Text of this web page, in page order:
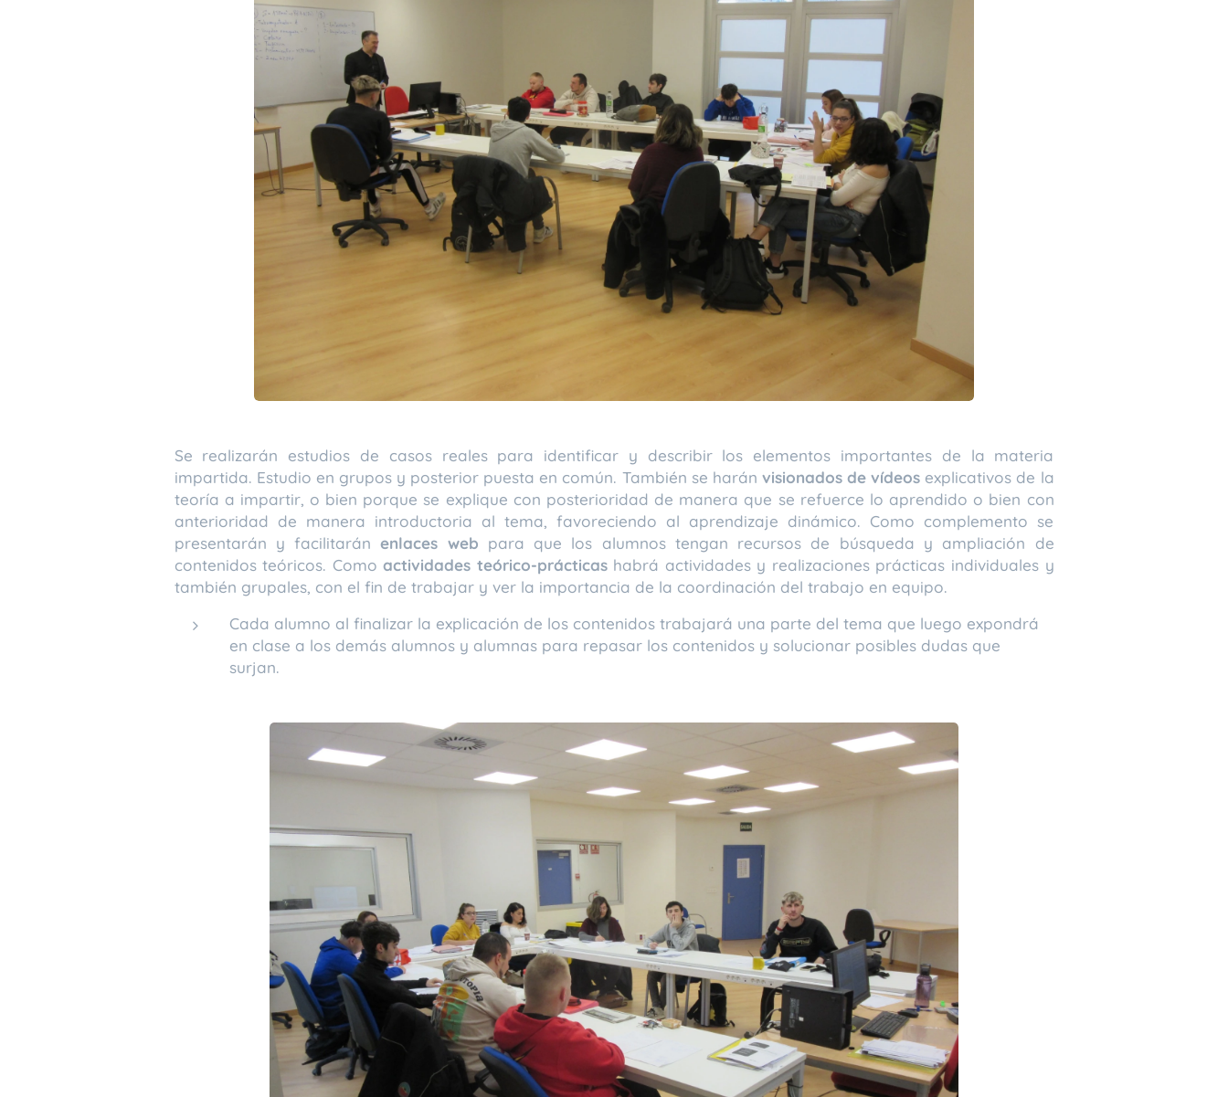
Se realizarán estudios de casos reales para identificar y describir los elementos importantes de la materia
impartida. Estudio en grupos y posterior puesta en común. También se harán visionados de vídeos explicativos de la
teoría a impartir, o bien porque se explique con posterioridad de manera que se refuerce lo aprendido o bien con
anterioridad de manera introductoria al tema, favoreciendo al aprendizaje dinámico. Como complemento se
presentarán y facilitaránenlaces web para que los alumnos tengan recursos de búsqueda y ampliación de
contenidos teóricos. Comoactividades teórico-prácticashabrá actividades y realizaciones prácticas individuales y
también grupales, con el fin de trabajar y ver la importancia de la coordinación del trabajo en equipo.
Cada alumno al finalizar la explicación de los contenidos trabajará una parte del tema que luego expondrá
en clase a los demás alumnos y alumnas para repasar los contenidos y solucionar posibles dudas que
surjan.